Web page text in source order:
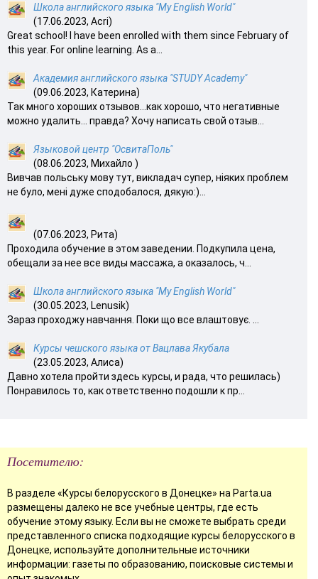
Школа английского языка "My English World"
(17.06.2023, Acri)
Great school! I have been enrolled with them since February of
this year. For online learning. As a...
Академия английского языка "STUDY Academy"
(09.06.2023, Катерина)
Так много хороших отзывов…как хорошо, что негативные
можно удалить… правда? Хочу написать свой отзыв...
Языковой центр "ОсвитаПоль"
(08.06.2023, Михайло )
Вивчав польську мову тут, викладач супер, ніяких проблем
не було, мені дуже сподобалося, дякую:)...
(07.06.2023, Рита)
Проходила обучение в этом заведении. Подкупила цена,
обещали за нее все виды массажа, а оказалось, ч...
Школа английского языка "My English World"
(30.05.2023, Lenusik)
Зараз проходжу навчання. Поки що все влаштовує. ...
Курсы чешского языка от Вацлава Якубала
(23.05.2023, Алиса)
Давно хотела пройти здесь курсы, и рада, что решилась)
Понравилось то, как ответственно подошли к пр...
Посетителю:
В разделе «Курсы белорусского в Донецке» на Parta.ua
размещены далеко не все учебные центры, где есть
обучение этому языку. Если вы не сможете выбрать среди
представленного списка подходящие курсы белорусского в
Донецке, используйте дополнительные источники
информации: газеты по образованию, поисковые системы и